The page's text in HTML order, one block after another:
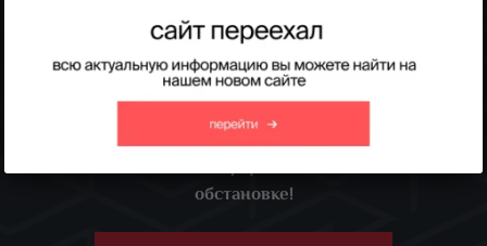
парикмахерское искусство, маникюр, косметология,
массаж и макияж. Это отличная возможность
наработать практику и улучшить свои навыки под
руководством преподавателя.
Записывайтесь на практикум и прокачивайте
свои навыки в комфортной и безопасной
обстановке!